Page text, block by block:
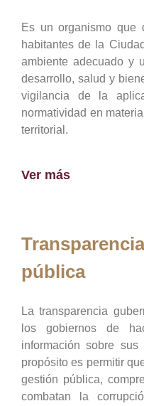
Es un organismo que
habitantes de la
ambiente adecuado y
desarrollo, salud y
vigilancia de la
normatividad en
territorial.
Ver más
pública
La transparencia
los gobiernos de
información sobre
propósito es permitir
gestión pública,
combatan la